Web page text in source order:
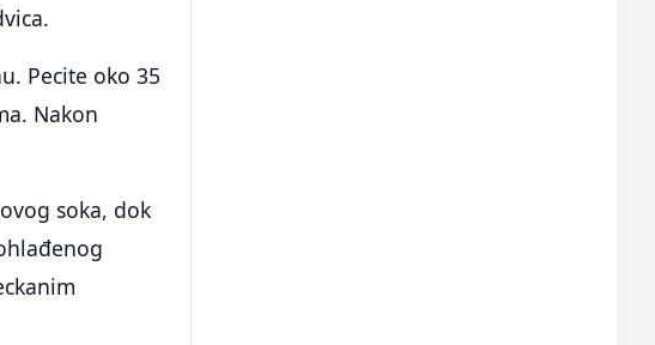
Pecite oko 35
Nakon
soka, dok